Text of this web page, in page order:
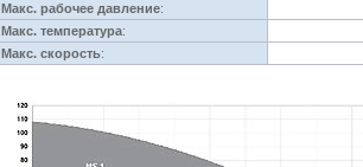
Макс. рабочее давление:
Макс. температура:
Макс. скорость: